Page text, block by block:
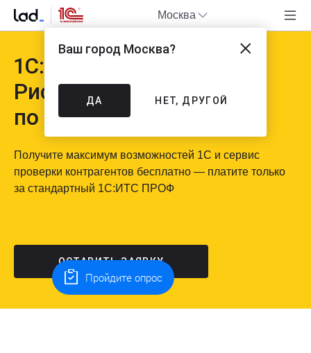
Москва
1С:КП ПРОФ + 1СПАРК
Риски на 12 месяцев
по цене 1С:ИТС ПРОФ
Получите максимум возможностей 1С и сервис
проверки контрагентов бесплатно — платите только
за стандартный 1С:ИТС ПРОФ
ОСТАВИТЬ ЗАЯВКУ
Ваш город Москва?
ДА НЕТ, ДРУГОЙ
Пройдите опрос